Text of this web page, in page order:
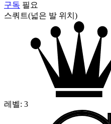
구독 필요
스쿼트(넓은 발 위치)
레벨: 3